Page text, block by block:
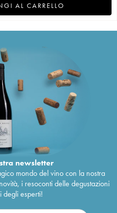
AL CARRELLO
newsletter
mondo del vino con la nostra
i resoconti delle degustazioni
degli esperti!